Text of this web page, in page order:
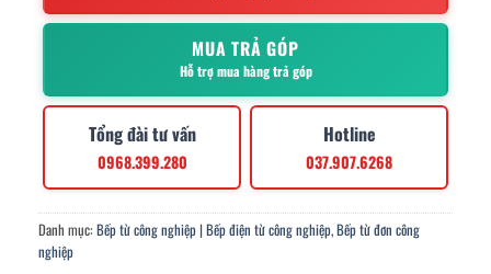
MUA TRẢ GÓP
Hỗ trợ mua hàng trả góp
Tổng đài tư vấn
0968.399.280
Hotline
037.907.6268
Danh mục: Bếp từ công nghiệp | Bếp điện từ công nghiệp,Bếp từ đơn công
nghiệp